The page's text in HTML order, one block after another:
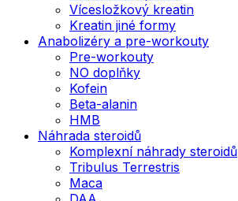
Vícesložkový kreatin
Kreatin jiné formy
Anabolizéry a pre-workouty
Pre-workouty
NO doplňky
Kofein
Beta-alanin
HMB
Náhrada steroidů
Komplexní náhrady steroidů
Tribulus Terrestris
Maca